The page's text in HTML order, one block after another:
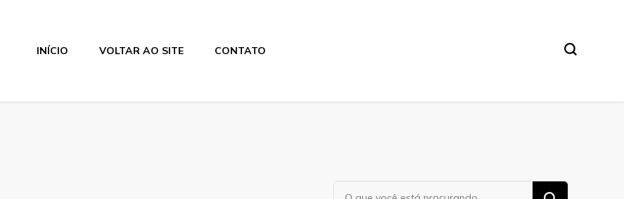
INÍCIO VOLTAR AO SITE CONTATO
Procurando